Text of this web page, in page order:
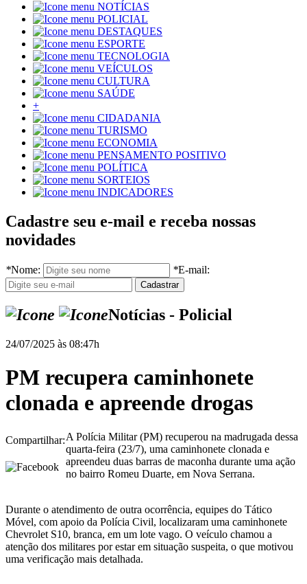
NOTÍCIAS
POLICIAL
DESTAQUES
ESPORTE
TECNOLOGIA
VEÍCULOS
CULTURA
SAÚDE
+
CIDADANIA
TURISMO
ECONOMIA
PENSAMENTO POSITIVO
POLÍTICA
SORTEIOS
INDICADORES
Cadastre seu e-mail e receba nossas
novidades
*Nome: *E-mail:
Notícias - Policial
24/07/2025 às 08:47h
PM recupera caminhonete
clonada e apreende drogas
Compartilhar:A Polícia Militar (PM) recuperou na madrugada dessa
quarta-feira (23/7), uma caminhonete clonada e
apreendeu duas barras de maconha durante uma ação
no bairro Romeu Duarte, em Nova Serrana.
Durante o atendimento de outra ocorrência, equipes do Tático
Móvel, com apoio da Polícia Civil, localizaram uma caminhonete
Chevrolet S10, branca, em um lote vago. O veículo chamou a
atenção dos militares por estar em situação suspeita, o que motivou
uma verificação mais detalhada.